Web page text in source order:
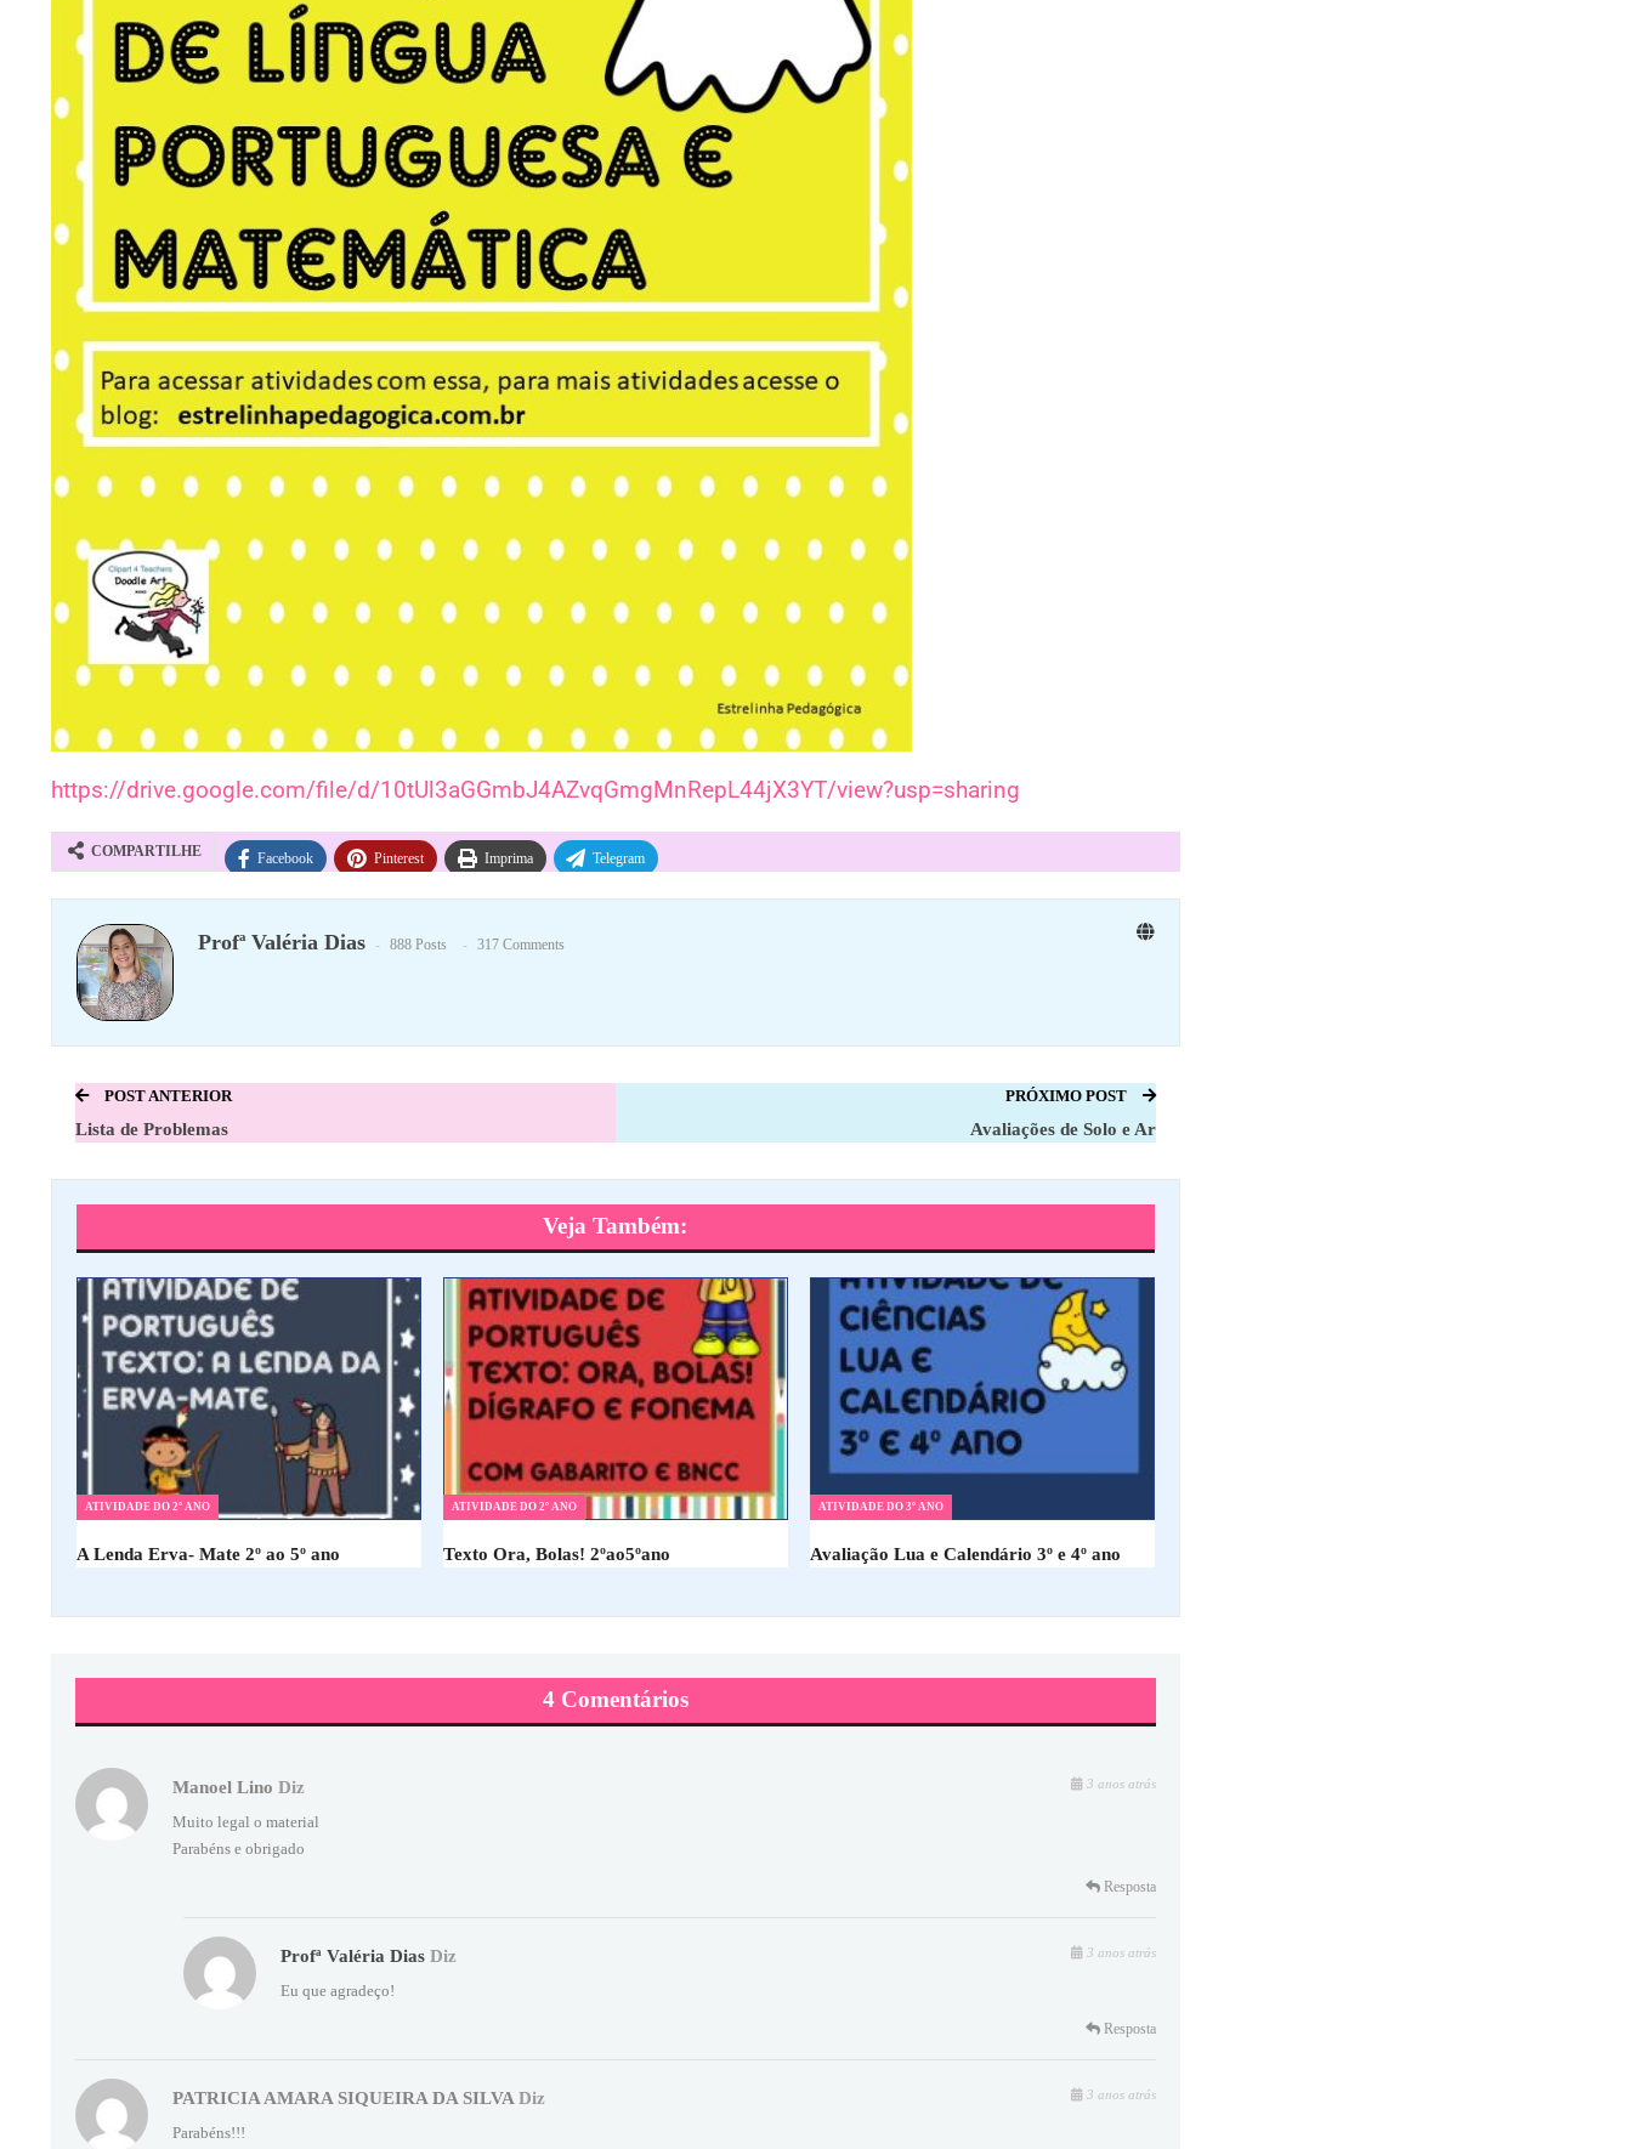
https://drive.google.com/file/d/10tUl3aGGmbJ4AZvqGmgMnRepL44jX3YT/view?usp=sharing
COMPARTILHE Facebook Pinterest Imprima Telegram
Profª Valéria Dias 888 Posts 317 Comments
POST ANTERIOR
Lista de Problemas
PRÓXIMO POST
Avaliações de Solo e Ar
Veja Também:
ATIVIDADE DO 2º ANO
A Lenda Erva- Mate 2º ao 5º ano
ATIVIDADE DO 2º ANO
Texto Ora, Bolas! 2ºao5ºano
ATIVIDADE DO 3º ANO
Avaliação Lua e Calendário 3º e 4º ano
4 Comentários
Manoel Lino Diz 3 anos atrás
Muito legal o material
Parabéns e obrigado
Resposta
Profª Valéria Dias Diz 3 anos atrás
Eu que agradeço!
Resposta
PATRICIA AMARA SIQUEIRA DA SILVADiz 3 anos atrás
Parabéns!!!